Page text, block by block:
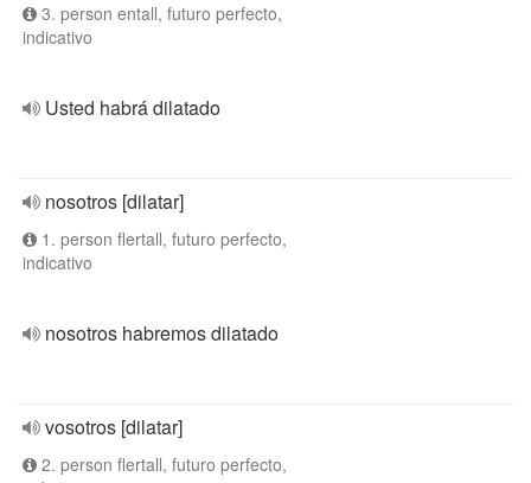
3. person entall, futuro perfecto,
indicativo
Usted habrá dilatado
nosotros [dilatar]
1. person flertall, futuro perfecto,
indicativo
nosotros habremos dilatado
vosotros [dilatar]
2. person flertall, futuro perfecto,